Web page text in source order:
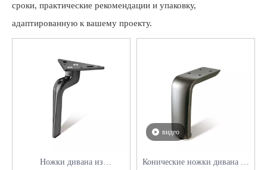
сроки, практические рекомендации и упаковку,
адаптированную к вашему проекту.
Ножки дивана из
видео
Конические ножки дивана из